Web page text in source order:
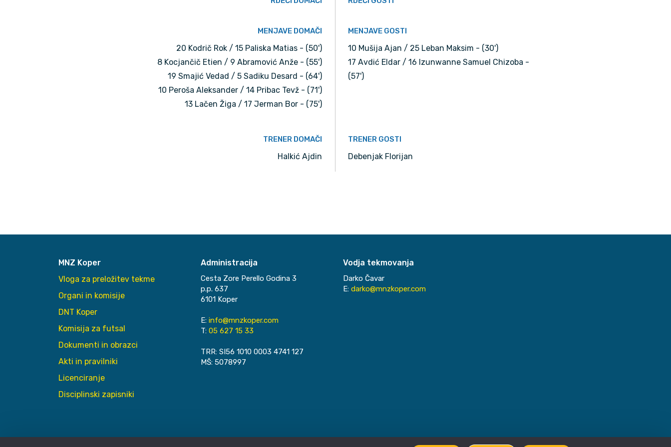
MENJAVE DOMAČI
20 Kodrič Rok / 15 Paliska Matias - (50')
8 Kocjančič Etien / 9 Abramović Anže - (55')
19 Smajić Vedad / 5 Sadiku Desard - (64')
10 Peroša Aleksander / 14 Pribac Tevž - (71')
13 Lačen Žiga / 17 Jerman Bor - (75')
MENJAVE GOSTI
10 Mušija Ajan / 25 Leban Maksim - (30')
17 Avdić Eldar / 16 Izunwanne Samuel Chizoba -
(57')
TRENER DOMAČI
Halkić Ajdin
TRENER GOSTI
Debenjak Florijan
MNZ Koper
Vloga za preložitev tekme
Organi in komisije
DNT Koper
Komisija za futsal
Dokumenti in obrazci
Akti in pravilniki
Licenciranje
Disciplinski zapisniki
Administracija
Cesta Zore Perello Godina 3
p.p. 637
6101 Koper
E: info@mnzkoper.com
T: 05 627 15 33
TRR: SI56 1010 0003 4741 127
MŠ: 5078997
Vodja tekmovanja
Darko Čavar
E: darko@mnzkoper.com